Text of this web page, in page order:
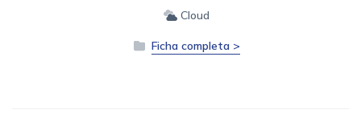
Cloud
Ficha completa >